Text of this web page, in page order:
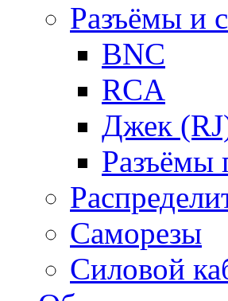
Разъёмы и
BNC
RCA
Джек
Разъёмы
Саморезы
Силовой